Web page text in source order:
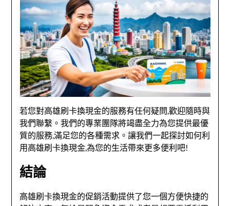
若您對高雄刷卡換現金的服務有任何疑問,歡迎隨時與
我們聯繫。我們的專業團隊將竭盡全力為您提供最優
質的服務,滿足您的各種需求。讓我們一起探討如何利
用高雄刷卡換現金,為您的生活帶來更多便利吧!
結論
高雄刷卡換現金的促銷活動提供了您一個方便快捷的